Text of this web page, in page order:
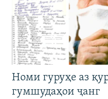
Номи гуруҳе аз
гумшудаҳои ҷанг